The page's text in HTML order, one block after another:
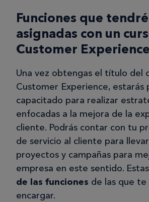
Funciones que tendré
asignadas con un
Customer Experience
Una vez obtengas el título del
Customer Experience, estarás
capacitado para realizar
enfocadas a la mejora de la
cliente. Podrás contar con tu
de servicio al cliente para
proyectos y campañas para
empresa en este sentido.
de las funciones de las que te
encargar.